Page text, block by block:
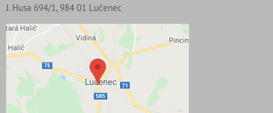
J. Husa 694/1, 984 01 Lučenec